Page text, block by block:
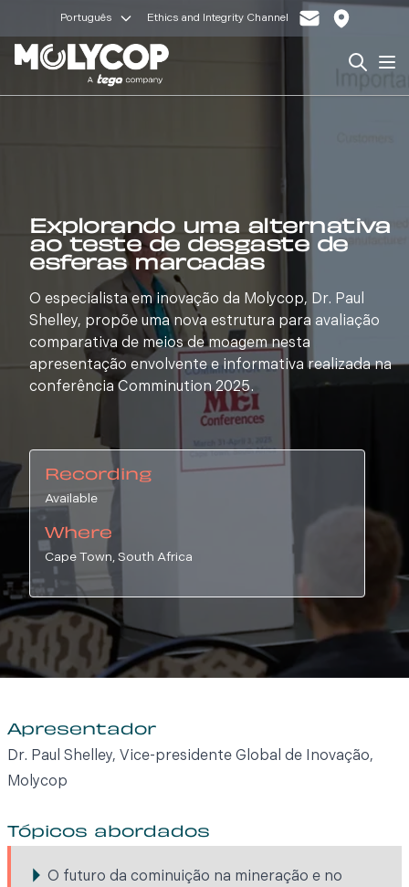
Português Ethics and Integrity Channel
Search
Explorando uma alternativa
ao teste de desgaste de
esferas marcadas
O especialista em inovação da Molycop, Dr. Paul
Shelley, propõe uma nova estrutura para avaliação
comparativa de meios de moagem nesta
apresentação envolvente e informativa realizada na
conferência Comminution 2025.
Recording
Available
Where
Cape Town, South Africa
Apresentador
Dr. Paul Shelley, Vice-presidente Global de Inovação,
Molycop
Tópicos abordados
O futuro da cominuição na mineração e no